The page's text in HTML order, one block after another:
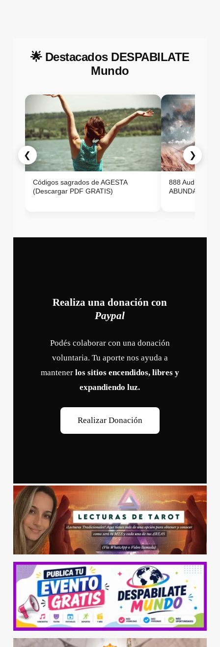
🌟 Destacados DESPABILATE
Mundo
❮
Códigos sagrados de AGESTA
(Descargar PDF GRATIS)
888 Audio
ABUNDANCIA
❯
Realiza una donación con
Paypal
Podés colaborar con una donación
voluntaria. Tu aporte nos ayuda a
mantener los sitios encendidos, libres y
expandiendo luz.
Realizar Donación